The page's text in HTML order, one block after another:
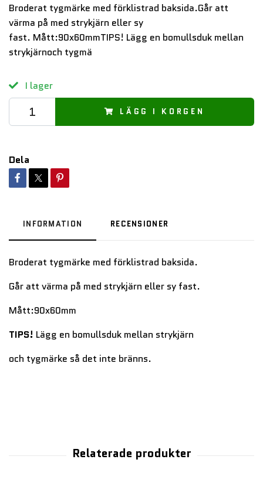
Broderat tygmärke med förklistrad baksida.Går att
värma på med strykjärn eller sy
fast. Mått:90x60mmTIPS! Lägg en bomullsduk mellan
strykjärnoch tygmä
I lager
LÄGG I KORGEN
Dela
INFORMATION RECENSIONER
Broderat tygmärke med förklistrad baksida.
Går att värma på med strykjärn eller sy fast.
Mått:90x60mm
TIPS! Lägg en bomullsduk mellan strykjärn
och tygmärke så det inte bränns.